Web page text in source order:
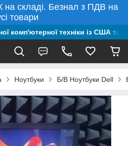
на складі. Безнал з ПДВ на
товари
комп'ютерної техніки із США та
Ноутбуки Б/В Ноутбуки Dell